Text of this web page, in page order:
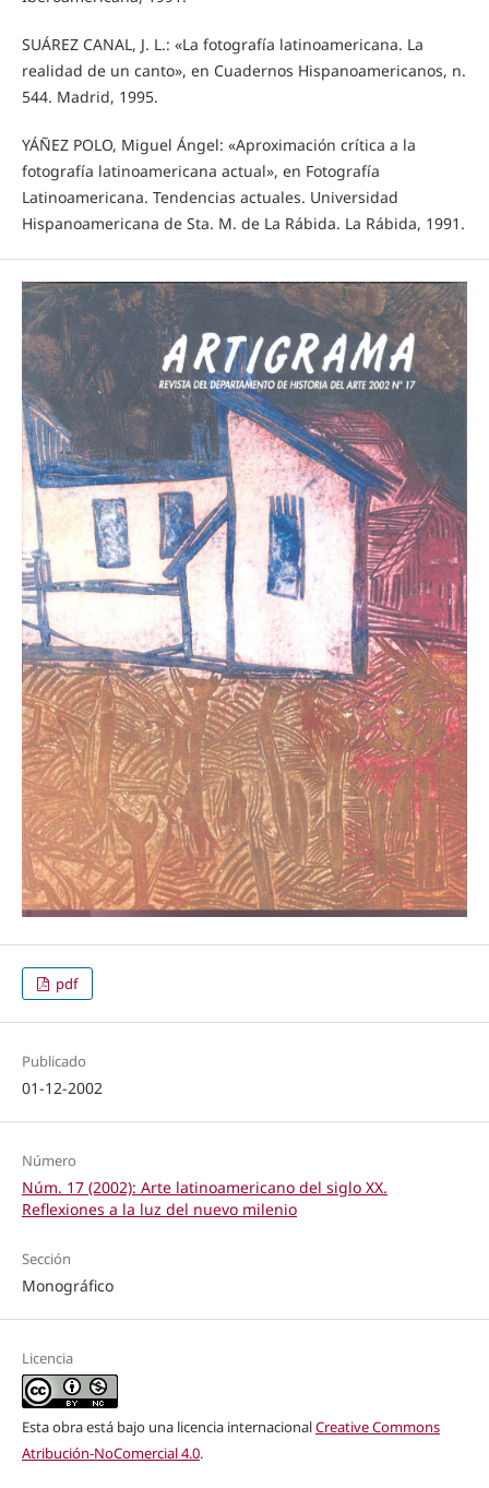
SUÁREZ CANAL, J. L.: «La fotografía latinoamericana. La
realidad de un canto», en Cuadernos Hispanoamericanos, n.
544. Madrid, 1995.
YÁÑEZ POLO, Miguel Ángel: «Aproximación crítica a la
fotografía latinoamericana actual», en Fotografía
Latinoamericana. Tendencias actuales. Universidad
Hispanoamericana de Sta. M. de La Rábida. La Rábida, 1991.
pdf
Publicado
01-12-2002
Número
Núm. 17 (2002): Arte latinoamericano del siglo XX.
Reflexiones a la luz del nuevo milenio
Sección
Monográfico
Licencia
Esta obra está bajo una licencia internacionalCreative Commons
Atribución-NoComercial 4.0.